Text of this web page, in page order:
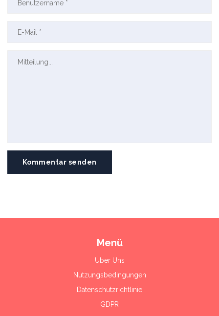
Kommentar senden
Menü
Über Uns
Nutzungsbedingungen
Datenschutzrichtlinie
GDPR